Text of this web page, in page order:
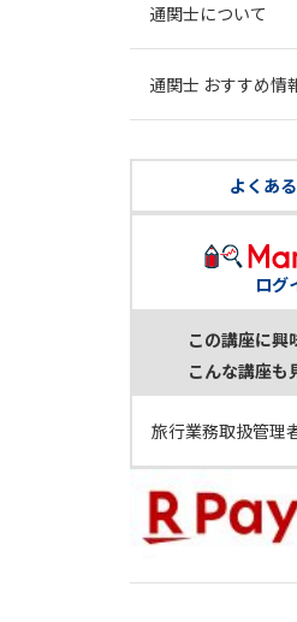
通関士について
通関士 おすすめ情
よくあ
ログ
この講座に興
こんな講座も
旅行業務取扱管理